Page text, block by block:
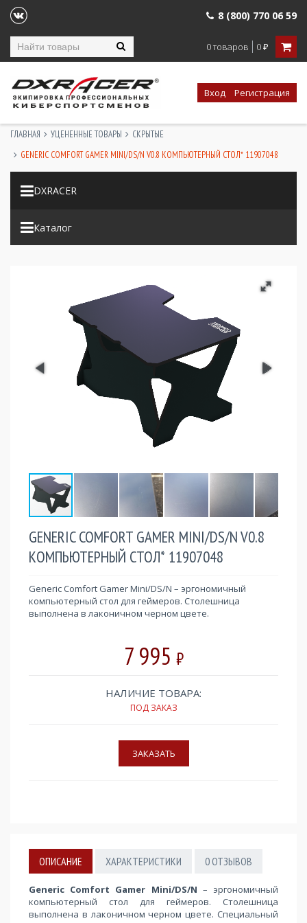
8 (800) 770 06 59
0 товаров 0₽
Вход Регистрация
DXRACER
ГЛАВНАЯ УЦЕНЕННЫЕ ТОВАРЫ
СКРЫТЫЕ
GENERIC COMFORT GAMER MINI/DS/N V0.8 КОМПЬЮТЕРНЫЙ CТОЛ* 11907048
Каталог
GENERIC COMFORT GAMER MINI/DS/N V0.8
КОМПЬЮТЕРНЫЙ CТОЛ* 11907048
Generic Comfort Gamer Mini/DS/N – эргономичный
компьютерный стол для геймеров. Столешница
выполнена в лаконичном черном цвете.
7 995 ₽
НАЛИЧИЕ ТОВАРА:
ПОД ЗАКАЗ
ОПИСАНИЕ ХАРАКТЕРИСТИКИ 0ОТЗЫВОВ
Generic Comfort Gamer Mini/DS/N – эргономичный
компьютерный стол для геймеров. Столешница
выполнена в лаконичном черном цвете. Специальный